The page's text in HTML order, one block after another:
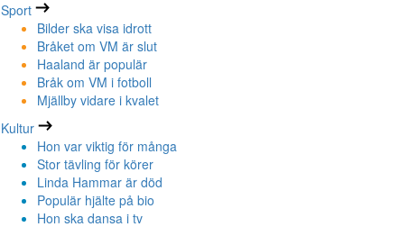
Sport
Bilder ska visa idrott
Bråket om VM är slut
Haaland är populär
Bråk om VM i fotboll
Mjällby vidare i kvalet
Kultur
Hon var viktig för många
Stor tävling för körer
Linda Hammar är död
Populär hjälte på bio
Hon ska dansa i tv